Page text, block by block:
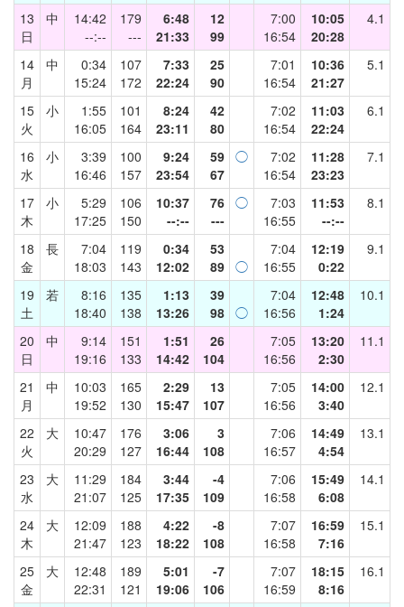
13
日
中
14:42
--:--
179
---
6:48
21:33
12
99
7:00
16:54
10:05
20:28
4.1
14
月
中
0:34
15:24
107
172
7:33
22:24
25
90
7:01
16:54
10:36
21:27
5.1
15
火
小
1:55
16:05
101
164
8:24
23:11
42
80
7:02
16:54
11:03
22:24
6.1
16
水
小
3:39
16:46
100
157
9:24
23:54
59
67
◯
7:02
16:54
11:28
23:23
7.1
17
木
小
5:29
17:25
106
150
10:37
--:--
76
---
◯
7:03
16:55
11:53
--:--
8.1
18
金
長
7:04
18:03
119
143
0:34
12:02
53
89 ◯
7:04
16:55
12:19
0:22
9.1
19
土
若
8:16
18:40
135
138
1:13
13:26
39
98 ◯
7:04
16:56
12:48
1:24
10.1
20
日
中
9:14
19:16
151
133
1:51
14:42
26
104
7:05
16:56
13:20
2:30
11.1
21
月
中
10:03
19:52
165
130
2:29
15:47
13
107
7:05
16:56
14:00
3:40
12.1
22
火
大
10:47
20:29
176
127
3:06
16:44
3
108
7:06
16:57
14:49
4:54
13.1
23
水
大
11:29
21:07
184
125
3:44
17:35
-4
109
7:06
16:58
15:49
6:08
14.1
24
木
大
12:09
21:47
188
123
4:22
18:22
-8
108
7:07
16:58
16:59
7:16
15.1
25
金
大
12:48
22:31
189
121
5:01
19:06
-7
106
7:07
16:59
18:15
8:16
16.1